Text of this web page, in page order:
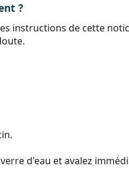
?
instructions de cette
d'eau et avalez